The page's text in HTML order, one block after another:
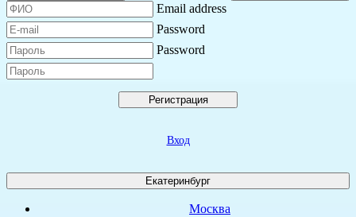
Email address
Password
Password
Регистрация
Вход
Екатеринбург
Москва